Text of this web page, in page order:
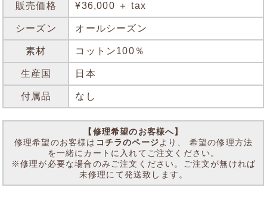
販売価格 ¥36,000 ＋ tax
シーズン オールシーズン
素材 コットン100％
生産国 日本
付属品 なし
【修理希望のお客様へ】
修理希望のお客様は コチラのページより、 希望の修理方法
を一緒にカートに入れてご注文ください。
※修理が必要な場合のみご注文ください。ご注文が無ければ
未修理にて発送致します。